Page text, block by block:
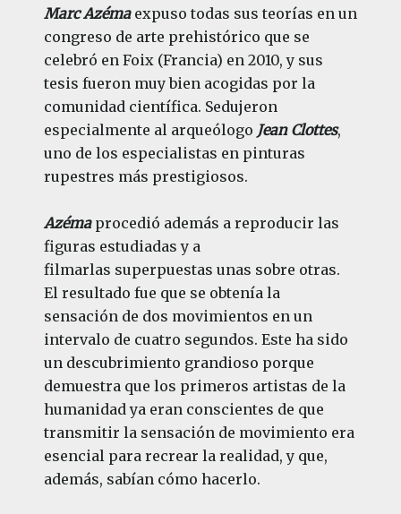
Marc Azémaexpuso todas sus teorías en un
congreso de arte prehistórico que se
celebró en Foix (Francia) en 2010, y sus
tesis fueron muy bien acogidas por la
comunidad científica. Sedujeron
especialmente al arqueólogo Jean Clottes,
uno de los especialistas en pinturas
rupestres más prestigiosos.
Azéma procedió además a reproducir las
figuras estudiadas y a
filmarlas superpuestas unas sobre otras.
El resultado fue que se obtenía la
sensación de dos movimientos en un
intervalo de cuatro segundos. Este ha sido
un descubrimiento grandioso porque
demuestra que los primeros artistas de la
humanidad ya eran conscientes de que
transmitir la sensación de movimiento era
esencial para recrear la realidad, y que,
además, sabían cómo hacerlo.